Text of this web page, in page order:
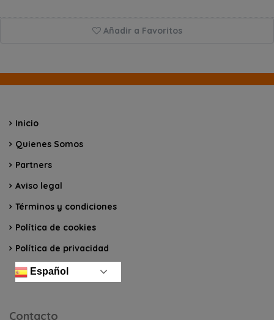
Añadir a Favoritos
Inicio
Quienes Somos
Partners
Aviso legal
Términos y condiciones
Política de cookies
Política de privacidad
Español
Contacto